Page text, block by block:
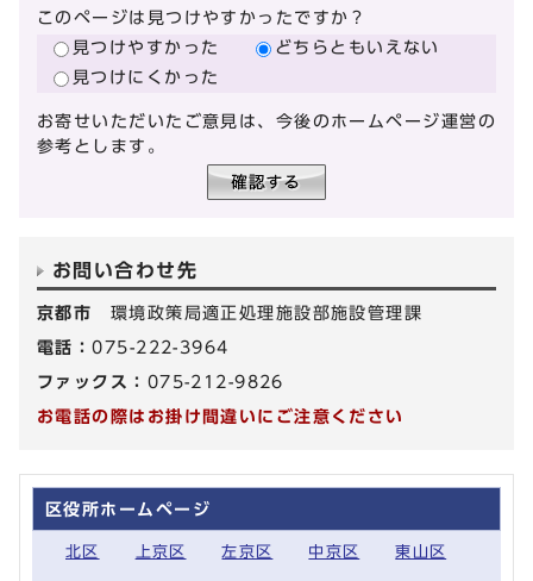
このページは見つけやすかったですか？
見つけやすかった
どちらともいえない
見つけにくかった
お寄せいただいたご意見は、今後のホームページ運営の
参考とします。
お問い合わせ先
京都市 環境政策局適正処理施設部施設管理課
電話：075-222-3964
ファックス： 075-212-9826
お電話の際はお掛け間違いにご注意ください
区役所ホームページ
北区 上京区 左京区 中京区 東山区